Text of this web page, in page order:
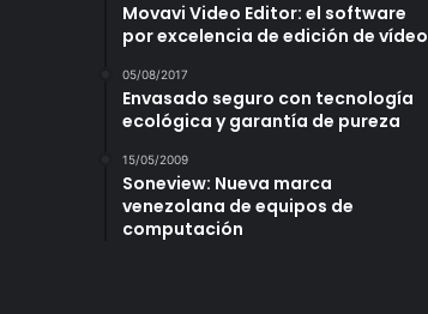
Movavi Video Editor: el software
por excelencia de edición de vídeo
05/08/2017
Envasado seguro con tecnología
ecológica y garantía de pureza
15/05/2009
Soneview: Nueva marca
venezolana de equipos de
computación